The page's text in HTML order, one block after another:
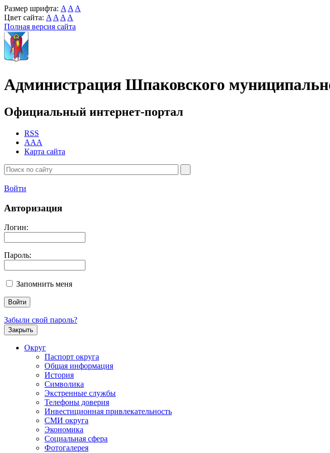
Размер шрифта: A A A
Цвет сайта: A A A A
Полная версия сайта
Администрация Шпаковского
Официальный интернет-портал
RSS
AAA
Карта сайта
Войти
Авторизация
Логин:
Пароль:
Запомнить меня
Забыли свой пароль?
Закрыть
Округ
Паспорт округа
Общая информация
История
Символика
Экстренные службы
Телефоны доверия
Инвестиционная привлекательность
СМИ округа
Экономика
Социальная сфера
Фотогалерея